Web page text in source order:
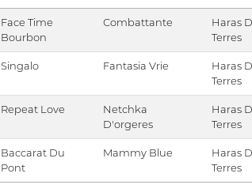
Face Time
Bourbon
Combattante
Haras
Terres
Singalo Fantasia Vrie
Haras
Terres
Repeat Love
Netchka
D'orgeres
Haras
Terres
Baccarat Du
Pont
Mammy Blue
Haras
Terres